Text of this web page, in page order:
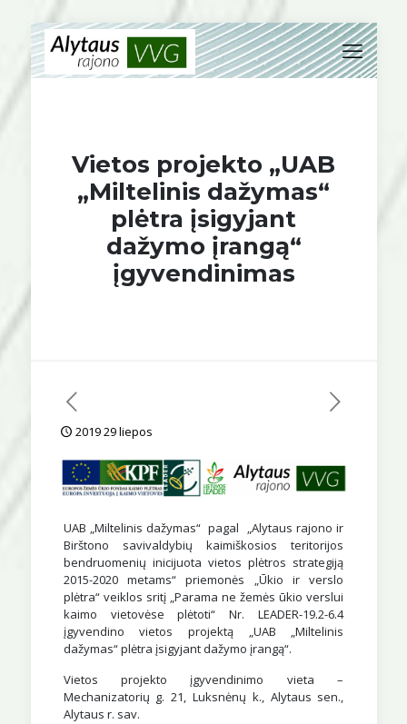
Vietos projekto „UAB
„Miltelinis dažymas“
plėtra įsigyjant
dažymo įrangą“
įgyvendinimas
2019 29 liepos
UAB „Miltelinis dažymas“ pagal „Alytaus rajono ir
Birštono savivaldybių kaimiškosios teritorijos
bendruomenių inicijuota vietos plėtros strategiją
2015-2020 metams“ priemonės „Ūkio ir verslo
plėtra“ veiklos sritį „Parama ne žemės ūkio verslui
kaimo vietovėse plėtoti“ Nr. LEADER-19.2-6.4
įgyvendino vietos projektą „UAB „Miltelinis
dažymas“ plėtra įsigyjant dažymo įrangą“.
Vietos projekto įgyvendinimo vieta –
Mechanizatorių g. 21, Luksnėnų k., Alytaus sen.,
Alytaus r. sav.